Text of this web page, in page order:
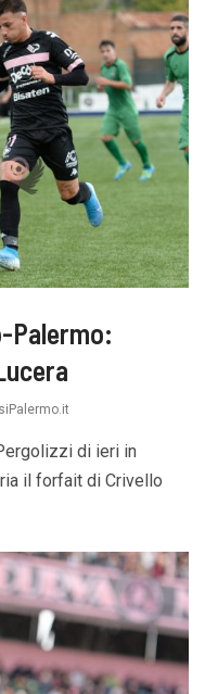
Palermo:
di ieri in
il forfait di Crivello